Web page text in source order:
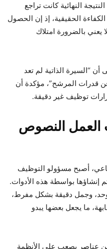
النهائية كانت تراجع
الكفاءة الحقيقية، إذ إن الحصول
يعني بالضرورة امتلاك
أن “السيرة الذاتية لم تعد
قدرات المرشح”، مؤكدة أن
توظيف غير دقيقة.
النصوص
أصبح مسؤولو التوظيف
إنشاؤها بواسطة هذه الأدوات.
وجمل دقيقة بشكل مفرط،
ما يجعل بعضها يبدو
عناصر يصعب على الأنظمة